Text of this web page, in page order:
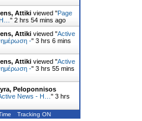
Attiki viewed "Page
" 2 hrs 54 mins ago
Attiki viewed "Active
-" 3 hrs 6 mins
Attiki viewed "Active
-" 3 hrs 55 mins
Peloponnisos
News - Η… " 3 hrs
Tracking ON